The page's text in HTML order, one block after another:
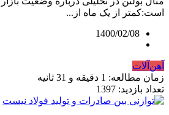
است:کمتر از یک ماه از...
1400/02/08
آهن‌آلات
زمان مطالعه: 1 دقیقه و 31 ثانیه
تعداد بازدید: 1397